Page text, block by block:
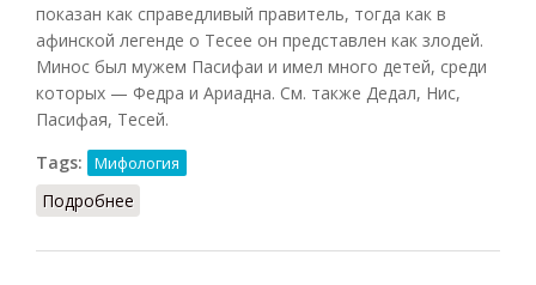
показан как справедливый правитель, тогда как в
афинской легенде о Тесее он представлен как злодей.
Минос был мужем Пасифаи и имел много детей, среди
которых — Федра и Ариадна. См. также Дедал, Нис,
Пасифая, Тесей.
Tags:
Мифология
Подробнее